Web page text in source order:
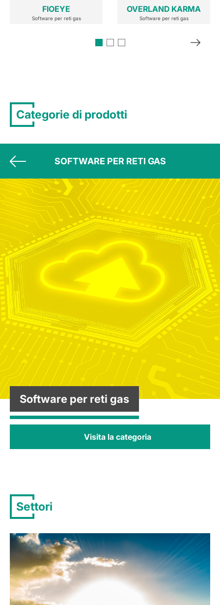
FIOEYE
Software per reti gas
OVERLAND KARMA
Software per reti gas
Categorie di prodotti
SOFTWARE PER RETI GAS
Software per reti gas
Visita la categoria
Settori